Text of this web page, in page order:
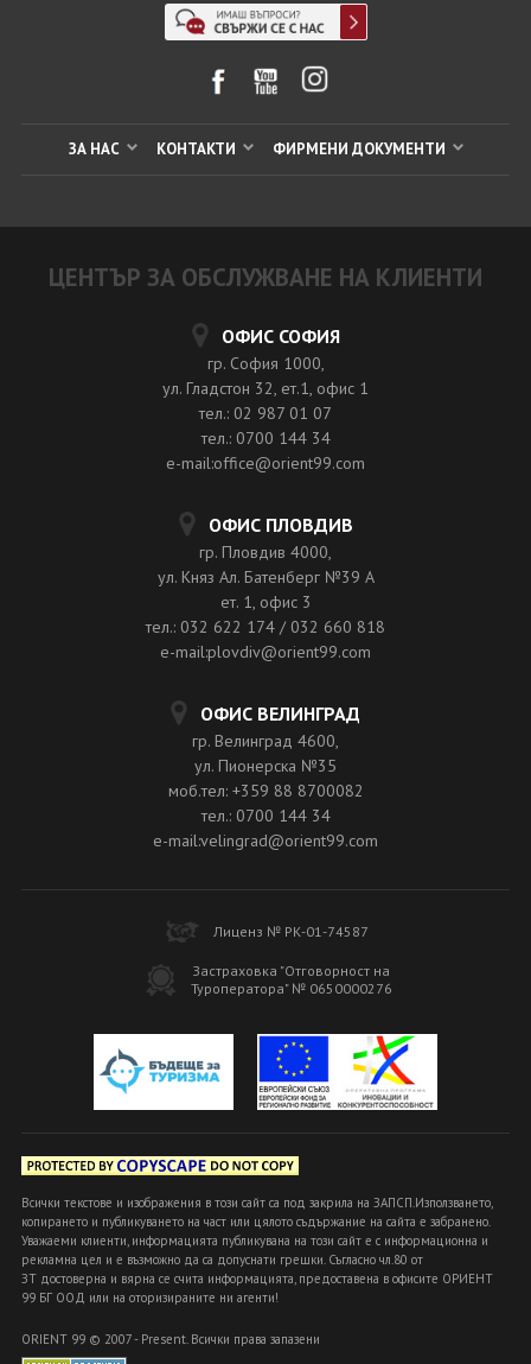
ЗА НАС КОНТАКТИ ФИРМЕНИ ДОКУМЕНТИ
ЦЕНТЪР ЗА ОБСЛУЖВАНЕ НА КЛИЕНТИ
ОФИС СОФИЯ
гр. София 1000,
ул. Гладстон 32, ет.1, офис 1
тел.: 02 987 01 07
тел.: 0700 144 34
e-mail:office@orient99.com
ОФИС ПЛОВДИВ
гр. Пловдив 4000,
ул. Княз Ал. Батенберг №39 A
ет. 1, офис 3
тел.: 032 622 174 / 032 660 818
e-mail:plovdiv@orient99.com
ОФИС ВЕЛИНГРАД
гр. Велинград 4600,
ул. Пионерска №35
моб.тел: +359 88 8700082
тел.: 0700 144 34
e-mail:velingrad@orient99.com
Лиценз № РК-01-74587
Застраховка "Отговорност на
Туроператора" № 0650000276
Всички текстове и изображения в този сайт са под закрила на ЗАПСП.Използването,
копирането и публикуването на част или цялото съдържание на сайта е забранено.
Уважаеми клиенти, информацията публикувана на този сайт е с информационна и
рекламна цел и е възможно да са допуснати грешки. Съгласно чл.80 от
ЗТ достоверна и вярна се счита информацията, предоставена в офисите ОРИЕНТ
99 БГ ООД или на оторизираните ни агенти!
ORIENT 99 © 2007 - Present. Всички права запазени